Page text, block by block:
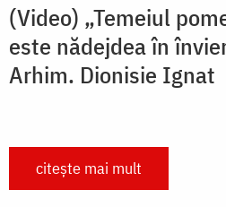
(Video) „Temeiul
este nădejdea în
Arhim. Dionisie Ignat
citește mai mult